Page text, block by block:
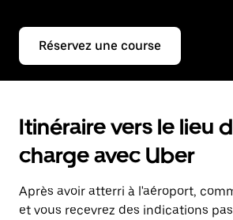
Réservez une course
Itinéraire vers le lieu
charge avec Uber
Après avoir atterri à l'aéroport,
et vous recevrez des indications